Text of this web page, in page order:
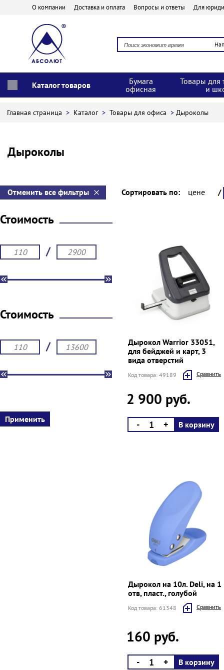
О компании Доставка и оплата Вопросы и ответы Для
Каталог товаров
Бумага
офисная
Товары для
и
Главная страница > Каталог > Товары для офиса > Дыроколы
Дыроколы
Отменить все фильтры Сортировать по: цене /
Стоимость
/
Стоимость
/
Дырокол Warrior 33051,
для бейджей и карт, 3
вида отверстий
Код товара: 49189 Cравнить
2 900 руб.
- + В корзину
Дырокол на 10л. Deli, на 1
отв, пласт., голубой
Код товара: 61348 Cравнить
160 руб.
- + В корзину